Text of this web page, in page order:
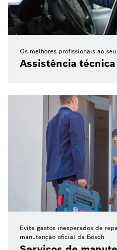
Os melhores profissionais ao
Assistência técnica
Evite gastos inesperados de
manutenção oficial da Bosch